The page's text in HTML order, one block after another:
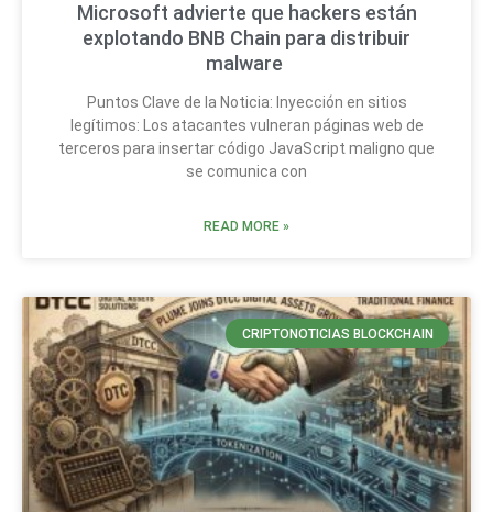
Microsoft advierte que hackers están
explotando BNB Chain para distribuir
malware
Puntos Clave de la Noticia: Inyección en sitios
legítimos: Los atacantes vulneran páginas web de
terceros para insertar código JavaScript maligno que
se comunica con
READ MORE »
CRIPTONOTICIAS BLOCKCHAIN